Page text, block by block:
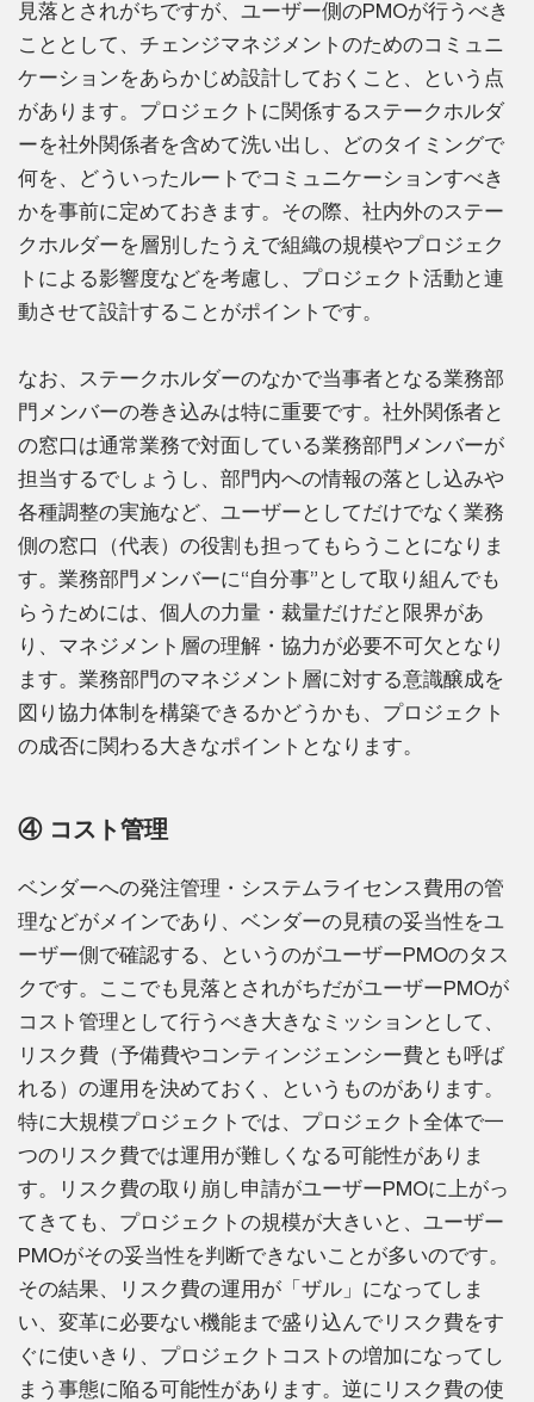
見落とされがちですが、ユーザー側のPMOが行うべき
こととして、チェンジマネジメントのためのコミュニ
ケーションをあらかじめ設計しておくこと、という点
があります。プロジェクトに関係するステークホルダ
ーを社外関係者を含めて洗い出し、どのタイミングで
何を、どういったルートでコミュニケーションすべき
かを事前に定めておきます。その際、社内外のステー
クホルダーを層別したうえで組織の規模やプロジェク
トによる影響度などを考慮し、プロジェクト活動と連
動させて設計することがポイントです。
なお、ステークホルダーのなかで当事者となる業務部
門メンバーの巻き込みは特に重要です。社外関係者と
の窓口は通常業務で対面している業務部門メンバーが
担当するでしょうし、部門内への情報の落とし込みや
各種調整の実施など、ユーザーとしてだけでなく業務
側の窓口（代表）の役割も担ってもらうことになりま
す。業務部門メンバーに“自分事”として取り組んでも
らうためには、個人の力量・裁量だけだと限界があ
り、マネジメント層の理解・協力が必要不可欠となり
ます。業務部門のマネジメント層に対する意識醸成を
図り協力体制を構築できるかどうかも、プロジェクト
の成否に関わる大きなポイントとなります。
④ コスト管理
ベンダーへの発注管理・システムライセンス費用の管
理などがメインであり、ベンダーの見積の妥当性をユ
ーザー側で確認する、というのがユーザーPMOのタス
クです。ここでも見落とされがちだがユーザーPMOが
コスト管理として行うべき大きなミッションとして、
リスク費（予備費やコンティンジェンシー費とも呼ば
れる）の運用を決めておく、というものがあります。
特に大規模プロジェクトでは、プロジェクト全体で一
つのリスク費では運用が難しくなる可能性がありま
す。リスク費の取り崩し申請がユーザーPMOに上がっ
てきても、プロジェクトの規模が大きいと、ユーザー
PMOがその妥当性を判断できないことが多いのです。
その結果、リスク費の運用が「ザル」になってしま
い、変革に必要ない機能まで盛り込んでリスク費をす
ぐに使いきり、プロジェクトコストの増加になってし
まう事態に陥る可能性があります。逆にリスク費の使